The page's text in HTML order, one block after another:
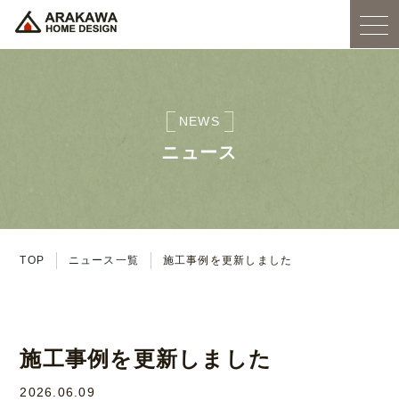
NEWS
ニュース
TOP ニュース一覧 施工事例を更新しました
施工事例を更新しました
2026.06.09